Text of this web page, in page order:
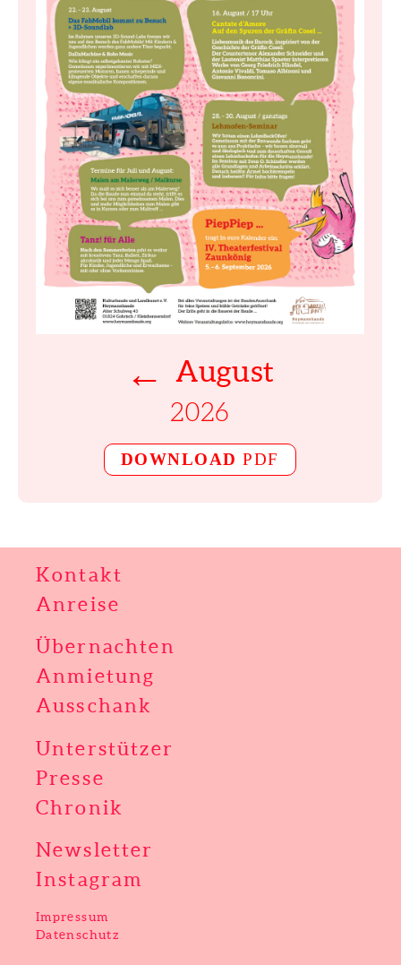
← August
2026
DOWNLOAD PDF
Kontakt
Anreise
Übernachten
Anmietung
Ausschank
Unterstützer
Presse
Chronik
Newsletter
Instagram
Impressum
Datenschutz